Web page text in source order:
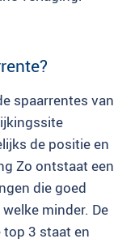
spaarrentes van
de positie en
Zo ontstaat een
die goed
minder. De
3 staat en